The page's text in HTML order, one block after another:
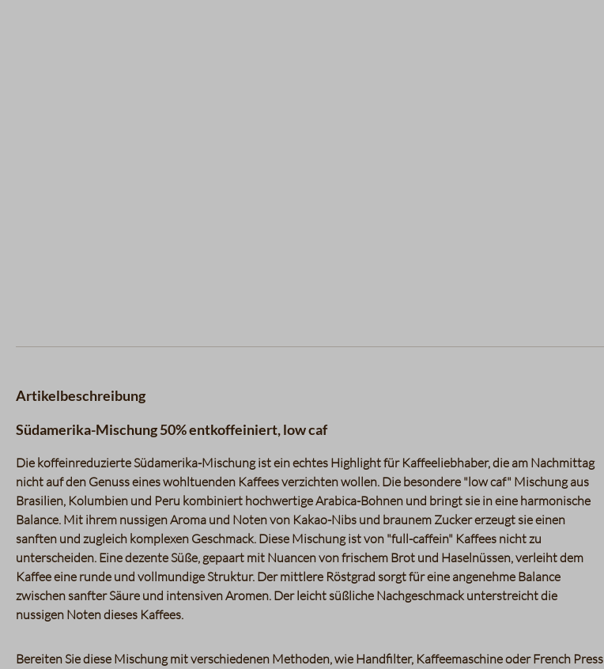
Artikelbeschreibung
Südamerika-Mischung 50% entkoffeiniert, low caf
Die koffeinreduzierte Südamerika-Mischung ist ein echtes Highlight für Kaffeeliebhaber, die am Nachmittag
nicht auf den Genuss eines wohltuenden Kaffees verzichten wollen. Die besondere "low caf" Mischung aus
Brasilien, Kolumbien und Peru kombiniert hochwertige Arabica-Bohnen und bringt sie in eine harmonische
Balance. Mit ihrem nussigen Aroma und Noten von Kakao-Nibs und braunem Zucker erzeugt sie einen
sanften und zugleich komplexen Geschmack. Diese Mischung ist von "full-caffein" Kaffees nicht zu
unterscheiden. Eine dezente Süße, gepaart mit Nuancen von frischem Brot und Haselnüssen, verleiht dem
Kaffee eine runde und vollmundige Struktur. Der mittlere Röstgrad sorgt für eine angenehme Balance
zwischen sanfter Säure und intensiven Aromen. Der leicht süßliche Nachgeschmack unterstreicht die
nussigen Noten dieses Kaffees.
Bereiten Sie diese Mischung mit verschiedenen Methoden, wie Handfilter, Kaffeemaschine oder French Press